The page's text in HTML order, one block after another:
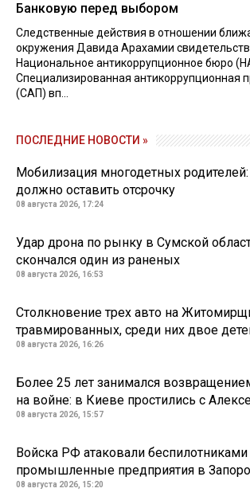
Банковую перед выбором
Следственные действия в отношении
окружения Давида Арахамии
Национальное антикоррупционное бюро
Специализированная антикоррупционная
(САП) вп...
ПОСЛЕДНИЕ НОВОСТИ »
Мобилизация многодетных родителей:
должно оставить отсрочку
08 августа 2026, 17:24
Удар дрона по рынку в Сумской
скончался один из раненых
08 августа 2026, 16:53
Столкновение трех авто на
травмированных, среди них двое
08 августа 2026, 16:26
Более 25 лет занимался
на войне: в Киеве простились с
08 августа 2026, 15:57
Войска РФ атаковали беспилотниками
промышленные предприятия в
08 августа 2026, 15:20